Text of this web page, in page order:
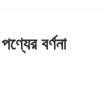
পণ্যের বর্ণনা